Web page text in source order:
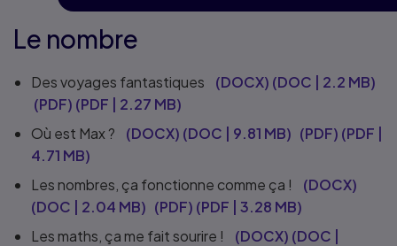
Le nombre
Des voyages fantastiques (DOCX) (DOC 2.2 MB)
(PDF) (PDF 2.27 MB)
Où est Max ? (DOCX) (DOC 9.81 MB) (PDF) (PDF
4.71 MB)
Les nombres, ça fonctionne comme ça ! (DOCX)
(DOC 2.04 MB) (PDF) (PDF 3.28 MB)
Les maths, ça me fait sourire ! (DOCX) (DOC